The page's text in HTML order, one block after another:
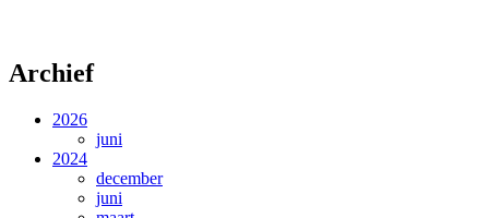
Archief
2026
juni
2024
december
juni